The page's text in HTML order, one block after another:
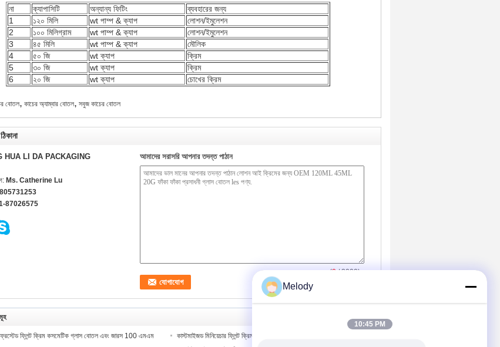
না ক্যাপাসিটি অন্যান্য ফিটিং
ব্যবহারের জন্য
1
১২০ মিলি wt পাম্প & ক্যাপ
লোশন/ইমুলেশন
2
১০০ মিলিগ্রাম wt পাম্প & ক্যাপ
লোশন/ইমুলেশন
3
৪৫ মিলি wt পাম্প & ক্যাপ
মৌলিক
4
৫০ জি wt ক্যাপ
ক্রিম
5
৩০ জি wt ক্যাপ
ক্রিম
6
২০ জি wt ক্যাপ চোখের ক্রিম
বোতল, কাচের অ্যাম্বার বোতল, সবুজ কাচের বোতল
HUA LI DA PACKAGING
Ms. Catherine Lu
87026575
আমাদের সরাসরি আপনার তদন্ত পাঠান
(0/ 3000)
ফ্লিন্ট ক্রিম কসমেটিক গ্লাস বোতল এবং জারস 100 এমএম
কাস্টমাইজড মিনিয়েচার ফ্লিন্ট ক্রিম কসমেটিক গ্লাস বোতল এবং জার 145ML
Melody
10:45 PM